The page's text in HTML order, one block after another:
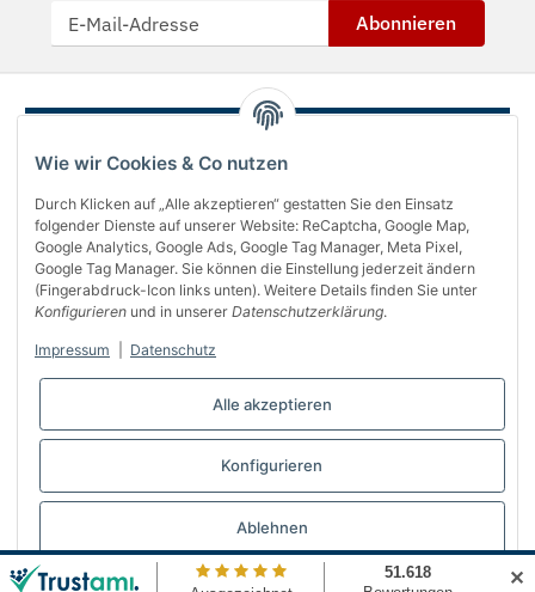
Wie wir Cookies & Co nutzen
Durch Klicken auf „Alle akzeptieren“ gestatten Sie den Einsatz
folgender Dienste auf unserer Website: ReCaptcha, Google Map,
Google Analytics, Google Ads, Google Tag Manager, Meta Pixel,
Google Tag Manager. Sie können die Einstellung jederzeit ändern
(Fingerabdruck-Icon links unten). Weitere Details finden Sie unter
Konfigurieren und in unserer Datenschutzerklärung.
Impressum Datenschutz
Alle akzeptieren
Konfigurieren
Ablehnen
Abonnieren
Über uns
Informationen
Bequem bezahlen
✕